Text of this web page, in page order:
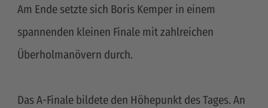
Am Ende setzte sich Boris Kemper in einem
spannenden kleinen Finale mit zahlreichen
Überholmanövern durch.
Das A-Finale bildete den Höhepunkt des Tages. An